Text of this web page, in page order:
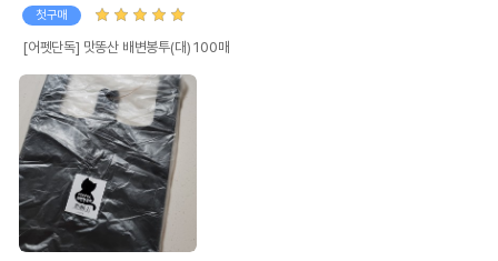
첫구매
[어펫단독] 맛똥산 배변봉투(대) 100매